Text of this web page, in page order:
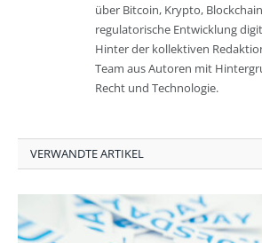
über Bitcoin, Krypto,
regulatorische Entwicklung
Hinter der kollektiven
Team aus Autoren mit
Recht und Technologie.
VERWANDTE ARTIKEL